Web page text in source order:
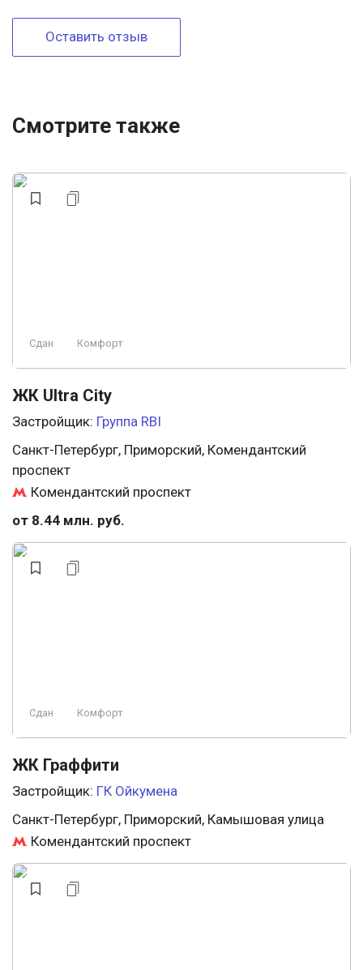
Оставить отзыв
Смотрите также
Сдан Комфорт
ЖК Ultra City
Застройщик: Группа RBI
Санкт-Петербург, Приморский, Комендантский
проспект
Комендантский проспект
от 8.44 млн. руб.
Сдан Комфорт
ЖК Граффити
Застройщик: ГК Ойкумена
Санкт-Петербург, Приморский, Камышовая улица
Комендантский проспект